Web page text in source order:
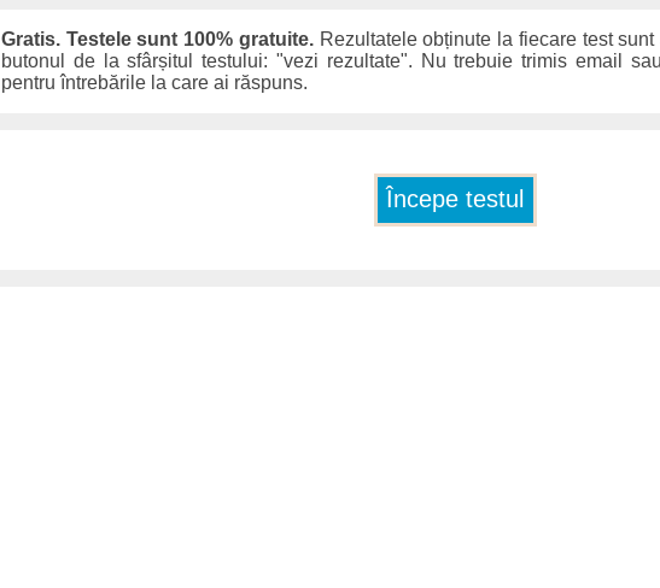
Gratis. Testele sunt 100% gratuite.Rezultatele obținute la fiecare test
butonul de la sfârșitul testului: "vezi rezultate". Nu trebuie trimis email
pentru întrebările la care ai răspuns.